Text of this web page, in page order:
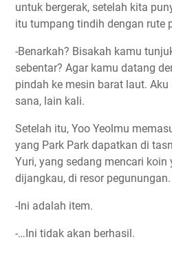
untuk bergerak, setelah kita
itu tumpang tindih dengan rute
-Benarkah? Bisakah kamu
sebentar? Agar kamu datang
pindah ke mesin barat laut.
sana, lain kali.
Setelah itu, Yoo Yeolmu
yang Park Park dapatkan di
Yuri, yang sedang mencari koin
dijangkau, di resor pegunungan.
-Ini adalah item.
-…Ini tidak akan berhasil.